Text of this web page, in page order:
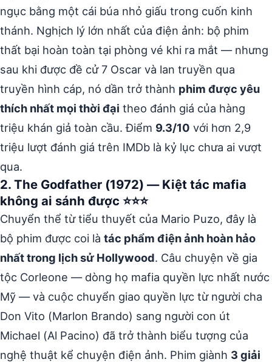
ngục bằng một cái búa nhỏ giấu trong cuốn kinh
thánh. Nghịch lý lớn nhất của điện ảnh: bộ phim
thất bại hoàn toàn tại phòng vé khi ra mắt — nhưng
sau khi được đề cử 7 Oscar và lan truyền qua
truyền hình cáp, nó dần trở thành phim được yêu
thích nhất mọi thời đại theo đánh giá của hàng
triệu khán giả toàn cầu. Điểm 9.3/10 với hơn 2,9
triệu lượt đánh giá trên IMDb là kỷ lục chưa ai vượt
qua.
2. The Godfather (1972) — Kiệt tác mafia
không ai sánh được ⭐⭐⭐
Chuyển thể từ tiểu thuyết của Mario Puzo, đây là
bộ phim được coi là tác phẩm điện ảnh hoàn hảo
nhất trong lịch sử Hollywood. Câu chuyện về gia
tộc Corleone — dòng họ mafia quyền lực nhất nước
Mỹ — và cuộc chuyển giao quyền lực từ người cha
Don Vito (Marlon Brando) sang người con út
Michael (Al Pacino) đã trở thành biểu tượng của
nghệ thuật kể chuyện điện ảnh. Phim giành 3 giải